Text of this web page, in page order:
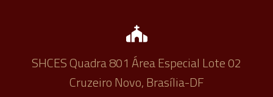
SHCES Quadra 801 Área Especial Lote 02
Cruzeiro Novo, Brasília-DF